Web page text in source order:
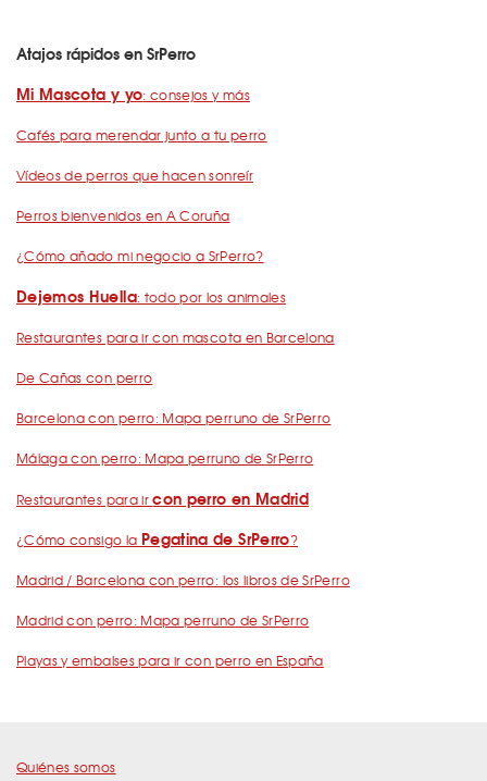
Atajos rápidos en SrPerro
Mi Mascota y yo: consejos y más
Cafés para merendar junto a tu perro
Vídeos de perros que hacen sonreír
Perros bienvenidos en A Coruña
¿Cómo añado mi negocio a SrPerro?
Dejemos Huella: todo por los animales
Restaurantes para ir con mascota en Barcelona
De Cañas con perro
Barcelona con perro: Mapa perruno de SrPerro
Málaga con perro: Mapa perruno de SrPerro
Restaurantes para ircon perro en Madrid
¿Cómo consigo la Pegatina de SrPerro?
Madrid / Barcelona con perro: los libros de SrPerro
Madrid con perro: Mapa perruno de SrPerro
Playas y embalses para ir con perro en España
Quiénes somos